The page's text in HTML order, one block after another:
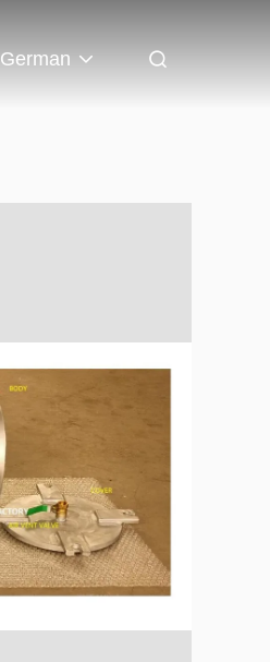
German